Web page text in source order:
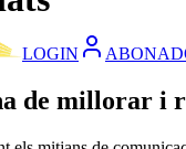
LOGIN
de millorar i